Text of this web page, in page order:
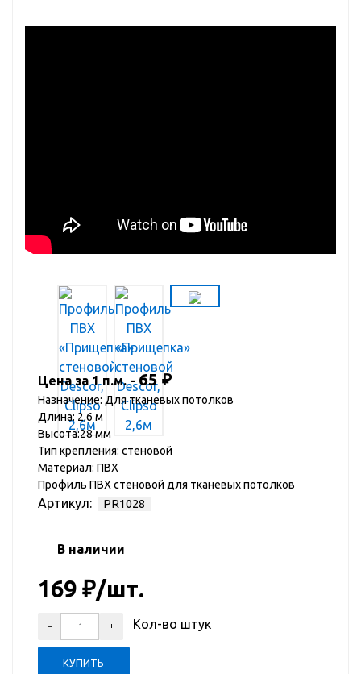
Цена за 1 п.м. -65 ₽
Назначение: Для тканевых потолков
Длина: 2,6 м
Высота:28 мм
Тип крепления: стеновой
Материал: ПВХ
Профиль ПВХ стеновой для тканевых потолков
Артикул: PR1028
В наличии
169 ₽/шт.
Кол-во штук